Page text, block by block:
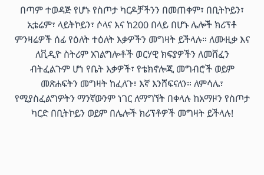
በጣም ተወዳጅ የሆኑ የስጦታ ካርዶቻችንን በመጠቀም፣ በቢትኮይን፣
ኢቴሬም፣ ላይትኮይን፣ ሶላና እና ከ200 በላይ በሆኑ ሌሎች ክሪፕቶ
ምንዛሬዎች ሰፊ የዕለት ተዕለት እቃዎችን መግዛት ይችላሉ። ለሙዚቃ እና
ለቪዲዮ ስትሪም አገልግሎቶች ወርሃዊ ክፍያዎችን ለመሸፈን
ብትፈልጉም ሆነ የቤት እቃዎች፣ የቴክኖሎጂ መግብሮች ወይም
መጽሐፍትን መግዛት ከፈለጉ፣ እኛ እንሸፍናለን። ለምሳሌ፣
የሚያስፈልግዎትን ማንኛውንም ነገር ለማግኘት በቀላሉ ከአማዞን የስጦታ
ካርድ በቢትኮይን ወይም በሌሎች ክሪፕቶዎች መግዛት ይችላሉ!